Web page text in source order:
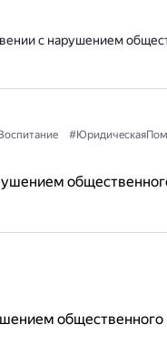
с нарушением
общественного